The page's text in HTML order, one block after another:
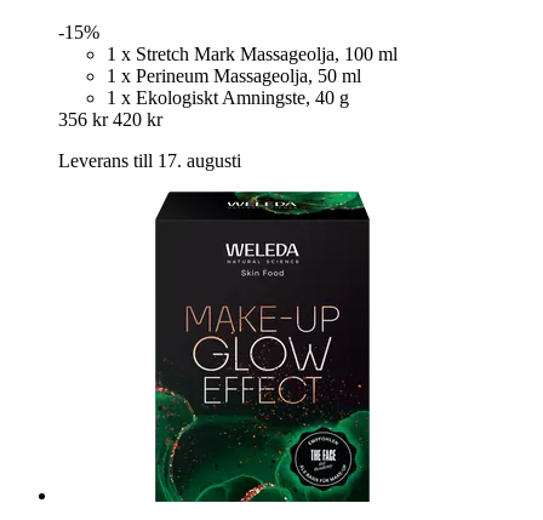
-15%
1 x Stretch Mark Massageolja, 100 ml
1 x Perineum Massageolja, 50 ml
1 x Ekologiskt Amningste, 40 g
356 kr 420 kr
Leverans till 17. augusti